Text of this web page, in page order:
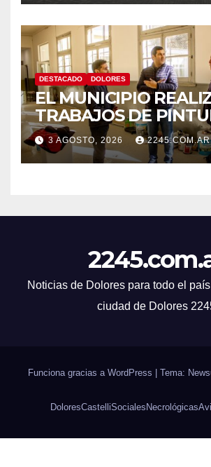
DESTACADO DOLORES
EL MUNICIPIO
TRABAJOS DE
LA ESCUELA N.º 10
3 AGOSTO, 2026 2245.COM.AR
Noticias de Dolores para todo el
ciudad de Dolores
Funciona gracias a WordPress Tema:
DoloresCastelliSocialesNecrológicas